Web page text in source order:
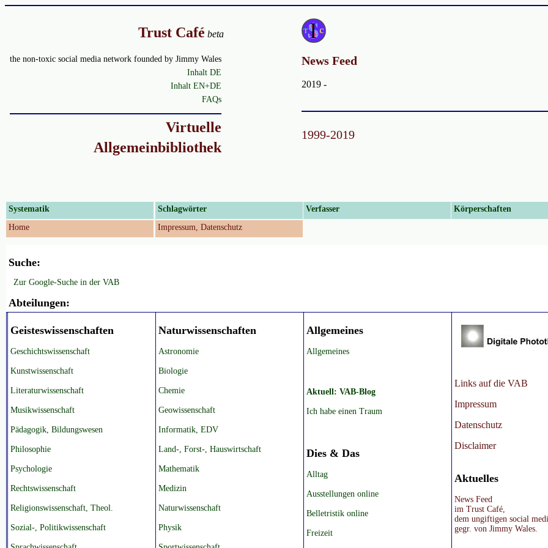
Trust Café beta
the non-toxic social media network founded by Jimmy Wales
Inhalt DE
Inhalt EN+DE
FAQs
Virtuelle
Allgemeinbibliothek
News Feed
2019 -
1999-2019
Systematik Schlagwörter Verfasser
Körperschaften
Home
Impressum, Datenschutz
Suche:
Zur Google-Suche in der VAB
Abteilungen:
Geisteswissenschaften
Geschichtswissenschaft
Kunstwissenschaft
Literaturwissenschaft
Musikwissenschaft
Pädagogik, Bildungswesen
Philosophie
Psychologie
Rechtswissenschaft
Religionswissenschaft, Theol.
Sozial-, Politikwissenschaft
Naturwissenschaften
Astronomie
Biologie
Chemie
Geowissenschaft
Informatik, EDV
Land-, Forst-, Hauswirtschaft
Mathematik
Medizin
Naturwissenschaft
Physik
Allgemeines
Allgemeines
Aktuell: VAB-Blog
Ich habe einen Traum
Dies & Das
Alltag
Ausstellungen online
Belletristik online
Freizeit
Links auf die VAB
Impressum
Datenschutz
Disclaimer
Aktuelles
News Feed
im Trust Café,
dem ungiftigen social
gegr. von Jimmy Wales.